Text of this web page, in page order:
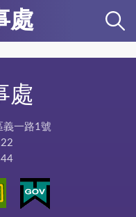
處
處
義一路1號